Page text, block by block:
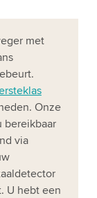
met
Onze
bereikbaar
via
U hebt een